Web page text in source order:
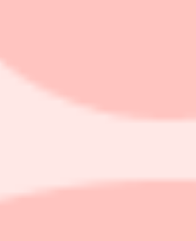
sig något efter ett svagt andra
påverkar Federal Reserve. Det
men det skulle nog
extra noggrannhet den här
siffrorna riskerar att bli dyster
sin första budget och